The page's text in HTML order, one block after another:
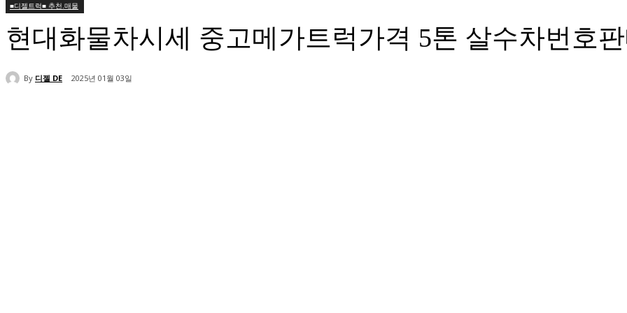
■디젤트럭■ 추천.매물
현대화물차시세 중고메가트럭가격 5톤 살수차번호
By 디젤 DE 2025년 01월 03일